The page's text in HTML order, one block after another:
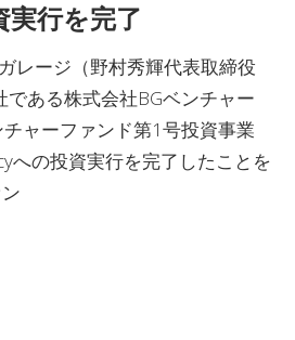
実行を完了
レージ（野村秀輝代表取締役
である株式会社BGベンチャー
ャーファンド第1号投資事業
への投資実行を完了したことを